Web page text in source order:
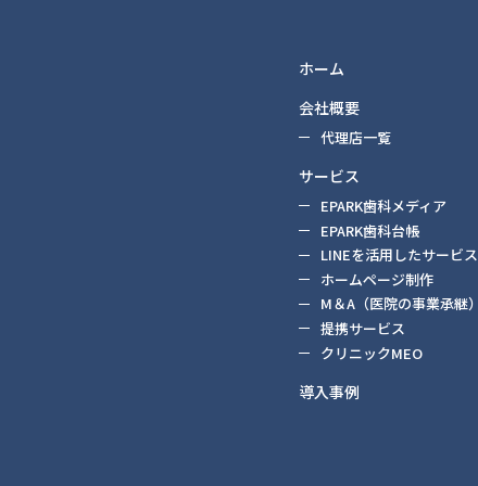
ホーム
会社概要
代理店一覧
サービス
EPARK歯科メディア
EPARK歯科台帳
LINEを活用したサービス
ホームページ制作
M＆A（医院の事業承継）
提携サービス
クリニックMEO
導入事例